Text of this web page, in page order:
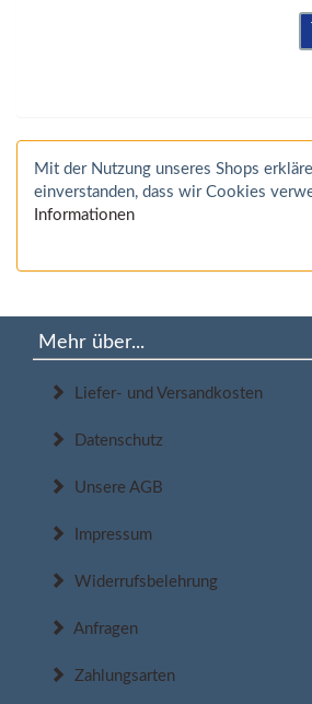
Mit der Nutzung unseres Shops
einverstanden, dass wir Cookies
Informationen
Mehr über...
Liefer- und Versandkosten
Datenschutz
Unsere AGB
Impressum
Widerrufsbelehrung
Anfragen
Zahlungsarten